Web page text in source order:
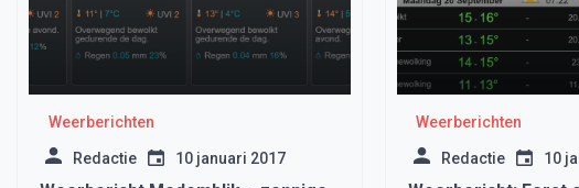
Weerberichten
Redactie 10 januari 2017
Weerberichten
Redactie 10